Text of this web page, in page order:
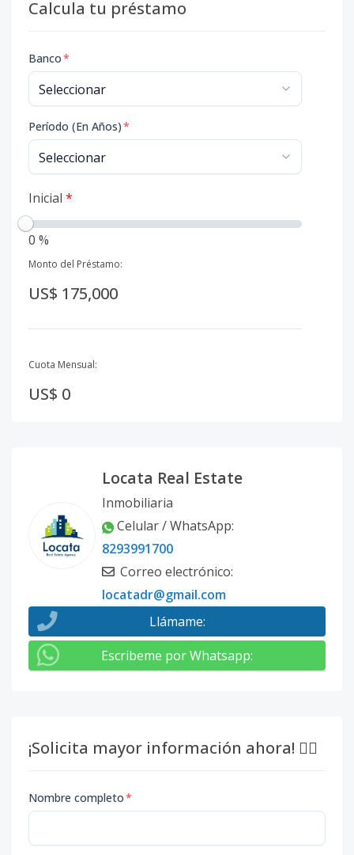
Calcula tu préstamo
Banco*
Período (En Años)*
Inicial *
0 %
Monto del Préstamo:
US$ 175,000
Cuota Mensual:
US$ 0
Locata Real Estate
Inmobiliaria
Celular / WhatsApp:
8293991700
Correo electrónico:
locatadr@gmail.com
Llámame:
Escribeme por Whatsapp:
¡Solicita mayor información ahora! 👇🏽
Nombre completo*